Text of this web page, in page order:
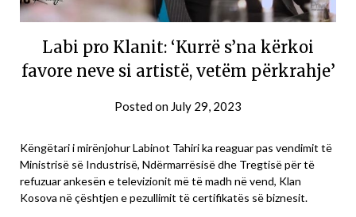
Labi pro Klanit: ‘Kurrë s’na kërkoi
favore neve si artistë, vetëm përkrahje’
Posted on July 29, 2023
Këngëtari i mirënjohur Labinot Tahiri ka reaguar pas vendimit të
Ministrisë së Industrisë, Ndërmarrësisë dhe Tregtisë për të
refuzuar ankesën e televizionit më të madh në vend, Klan
Kosova në çështjen e pezullimit të certifikatës së biznesit.